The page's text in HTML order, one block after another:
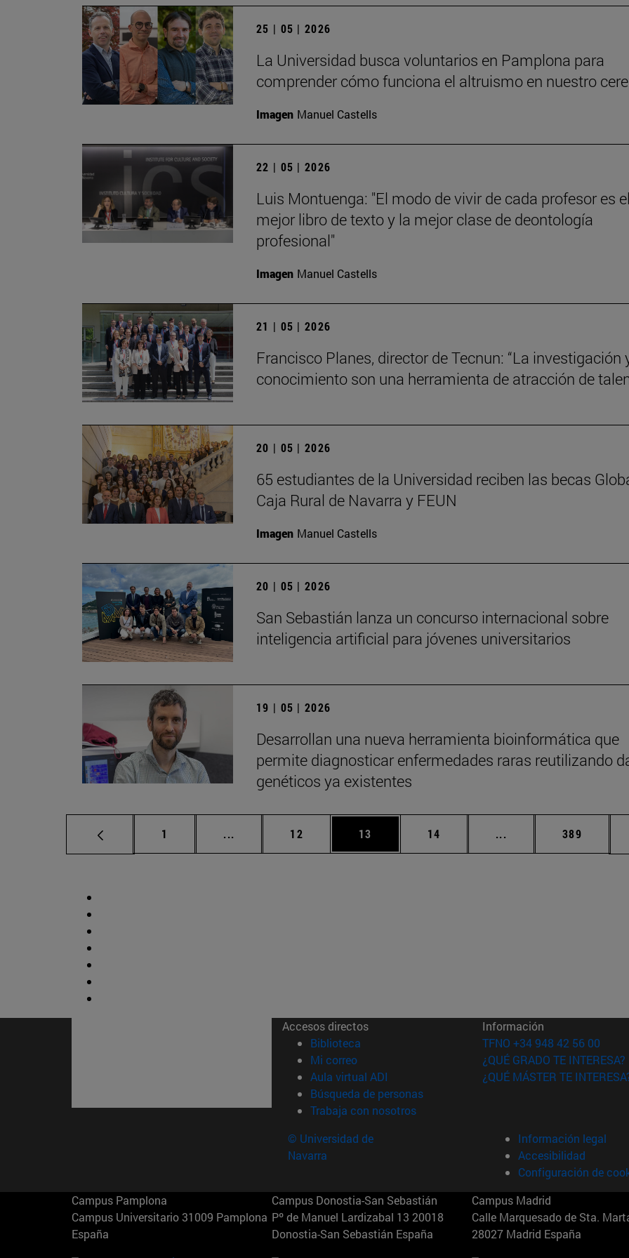
25 | 05 | 2026
La Universidad busca voluntarios en Pamplona para
comprender cómo funciona el altruismo en nuestro
Imagen Manuel Castells
22 | 05 | 2026
Luis Montuenga: "El modo de vivir de cada profesor es el
mejor libro de texto y la mejor clase de deontología
profesional"
Imagen Manuel Castells
21 | 05 | 2026
Francisco Planes, director de Tecnun: “La investigación
conocimiento son una herramienta de atracción de
20 | 05 | 2026
65 estudiantes de la Universidad reciben las becas
Caja Rural de Navarra y FEUN
Imagen Manuel Castells
20 | 05 | 2026
San Sebastián lanza un concurso internacional sobre
inteligencia artificial para jóvenes universitarios
19 | 05 | 2026
Desarrollan una nueva herramienta bioinformática que
permite diagnosticar enfermedades raras reutilizando
genéticos ya existentes
Página
1 ... Páginas intermedias Use TAB para desplazarse.
Página
12 Página
13 Página
14 ... Páginas intermedias
Página
389
Accesos directos
Biblioteca (abre en nueva ventana)
Mi correo(abre en nueva ventana)
Aula virtual ADI (abre en nueva ventana)
Búsqueda de personas(abre en nueva ventana)
Trabaja con nosotros(abre en nueva ventana)
Información
TFNO +34 948 42 56 00
¿QUÉ GRADO TE INTERESA?
¿QUÉ MÁSTER TE
© Universidad de
Navarra
Información legal
Accesibilidad
Configuración de
Campus Pamplona
Campus Universitario 31009 Pamplona
España
Campus Donostia-San Sebastián
Pº de Manuel Lardizabal 13 20018
Donostia-San Sebastián España
Campus Madrid
Calle Marquesado de Sta.
28027 Madrid España